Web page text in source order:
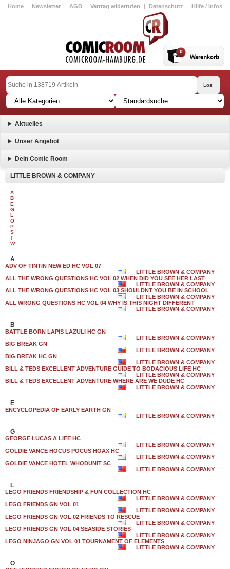
Home | Newsletter | AGB | Vertrag widerrufen | Datenschutz | Hilfe / Infos
0
Aktuelles
Unser Angebot
Dein Comic Room
LITTLE BROWN & COMPANY
A
B
E
G
L
O
P
S
T
W
A
ADV OF TINTIN NEW ED HC VOL 07
LITTLE BROWN & COMPANY
ALL THE WRONG QUESTIONS HC VOL 02 WHEN DID YOU SEE HER LAST
LITTLE BROWN & COMPANY
ALL THE WRONG QUESTIONS HC VOL 03 SHOULDNT YOU BE IN SCHOOL
LITTLE BROWN & COMPANY
ALL WRONG QUESTIONS HC VOL 04 WHY IS THIS NIGHT DIFFERENT
LITTLE BROWN & COMPANY
B
BATTLE BORN LAPIS LAZULI HC GN
LITTLE BROWN & COMPANY
BIG BREAK GN
LITTLE BROWN & COMPANY
BIG BREAK HC GN
LITTLE BROWN & COMPANY
BILL & TEDS EXCELLENT ADVENTURE GUIDE TO BODACIOUS LIFE HC
LITTLE BROWN & COMPANY
BILL & TEDS EXCELLENT ADVENTURE WHERE ARE WE DUDE HC
LITTLE BROWN & COMPANY
E
ENCYCLOPEDIA OF EARLY EARTH GN
LITTLE BROWN & COMPANY
G
GEORGE LUCAS A LIFE HC
LITTLE BROWN & COMPANY
GOLDIE VANCE HOCUS POCUS HOAX HC
LITTLE BROWN & COMPANY
GOLDIE VANCE HOTEL WHODUNIT SC
LITTLE BROWN & COMPANY
L
LEGO FRIENDS FRIENDSHIP & FUN COLLECTION HC
LITTLE BROWN & COMPANY
LEGO FRIENDS GN VOL 01
LITTLE BROWN & COMPANY
LEGO FRIENDS GN VOL 02 FRIENDS TO RESCUE
LITTLE BROWN & COMPANY
LEGO FRIENDS GN VOL 04 SEASIDE STORIES
LITTLE BROWN & COMPANY
LEGO NINJAGO GN VOL 01 TOURNAMENT OF ELEMENTS
LITTLE BROWN & COMPANY
O